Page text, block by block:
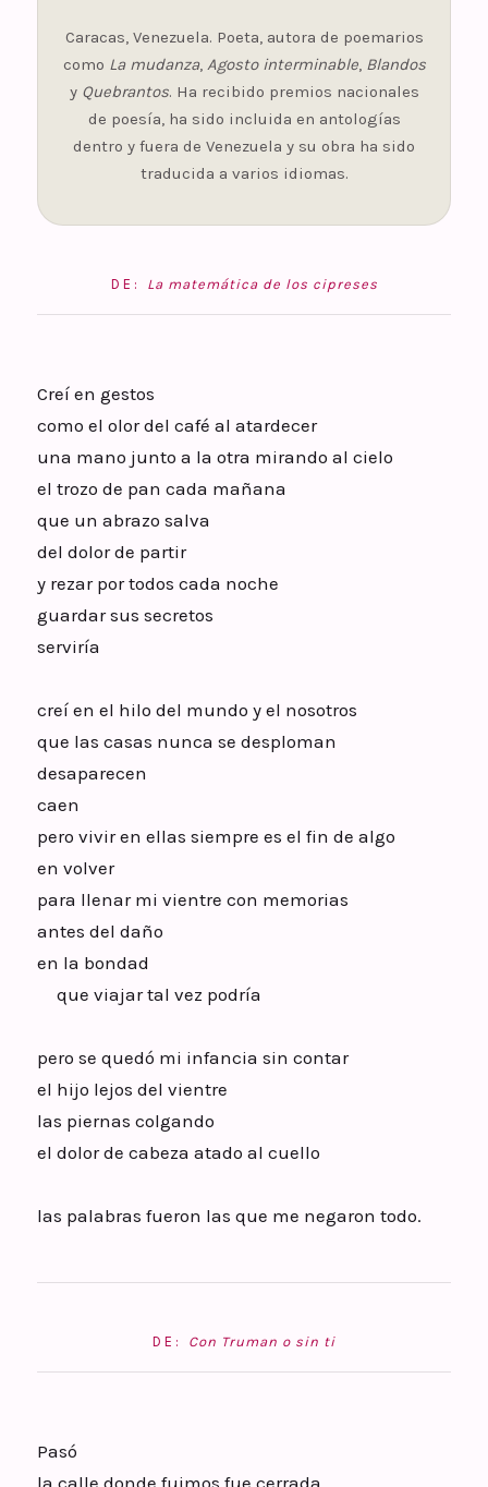
Caracas, Venezuela. Poeta, autora de poemarios
como La mudanza, Agosto interminable, Blandos
y Quebrantos. Ha recibido premios nacionales
de poesía, ha sido incluida en antologías
dentro y fuera de Venezuela y su obra ha sido
traducida a varios idiomas.
DE: La matemática de los cipreses
Creí en gestos
como el olor del café al atardecer
una mano junto a la otra mirando al cielo
el trozo de pan cada mañana
que un abrazo salva
del dolor de partir
y rezar por todos cada noche
guardar sus secretos
serviría
creí en el hilo del mundo y el nosotros
que las casas nunca se desploman
desaparecen
caen
pero vivir en ellas siempre es el fin de algo
en volver
para llenar mi vientre con memorias
antes del daño
en la bondad
que viajar tal vez podría
pero se quedó mi infancia sin contar
el hijo lejos del vientre
las piernas colgando
el dolor de cabeza atado al cuello
las palabras fueron las que me negaron todo.
DE: Con Truman o sin ti
Pasó
la calle donde fuimos fue cerrada